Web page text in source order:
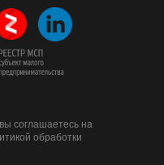
соглашаетесь на
обработки